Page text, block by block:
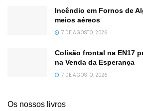
Incêndio em Fornos de
meios aéreos
7 DE AGOSTO, 2026
Colisão frontal na EN17
na Venda da Esperança
7 DE AGOSTO, 2026
Os nossos livros